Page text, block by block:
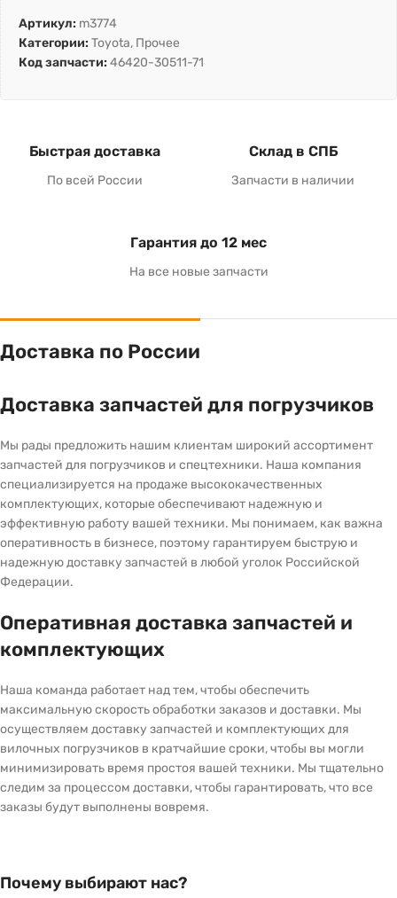
Артикул: m3774
Категории: Toyota, Прочее
Код запчасти: 46420-30511-71
Быстрая доставка
По всей России
Склад в СПБ
Запчасти в наличии
Гарантия до 12 мес
На все новые запчасти
Доставка по России
Доставка запчастей для погрузчиков
Мы рады предложить нашим клиентам широкий ассортимент
запчастей для погрузчиков и спецтехники. Наша компания
специализируется на продаже высококачественных
комплектующих, которые обеспечивают надежную и
эффективную работу вашей техники. Мы понимаем, как важна
оперативность в бизнесе, поэтому гарантируем быструю и
надежную доставку запчастей в любой уголок Российской
Федерации.
Оперативная доставка запчастей и
комплектующих
Наша команда работает над тем, чтобы обеспечить
максимальную скорость обработки заказов и доставки. Мы
осуществляем доставку запчастей и комплектующих для
вилочных погрузчиков в кратчайшие сроки, чтобы вы могли
минимизировать время простоя вашей техники. Мы тщательно
следим за процессом доставки, чтобы гарантировать, что все
заказы будут выполнены вовремя.
Почему выбирают нас?